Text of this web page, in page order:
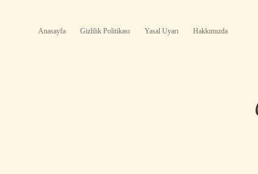
Anasayfa Gizlilik Politikası Yasal Uyarı Hakkımızda